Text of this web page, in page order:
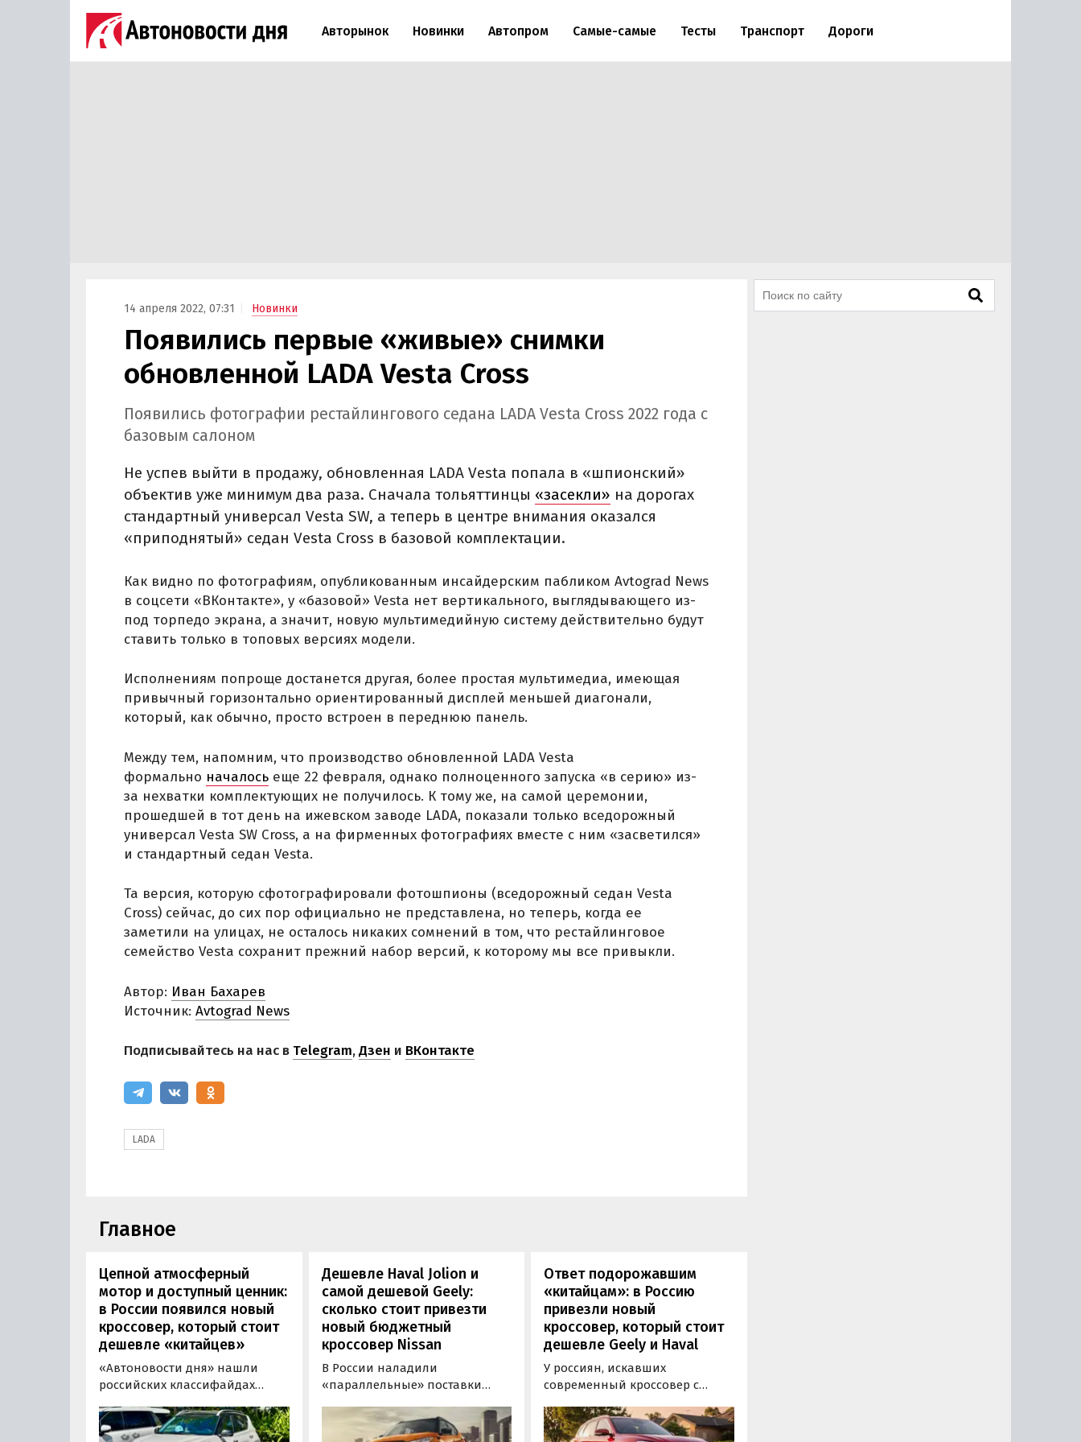
Авторынок Новинки Автопром Самые-самые Тесты Транспорт Дороги
14 апреля 2022, 07:31 Новинки
Появились первые «живые» снимки
обновленной LADA Vesta Cross
Появились фотографии рестайлингового седана LADA Vesta Cross 2022 года с
базовым салоном
Не успев выйти в продажу, обновленная LADA Vesta попала в «шпионский»
объектив уже минимум два раза. Сначала тольяттинцы «засекли» на дорогах
стандартный универсал Vesta SW, а теперь в центре внимания оказался
«приподнятый» седан Vesta Cross в базовой комплектации.
Как видно по фотографиям, опубликованным инсайдерским пабликом Avtograd News
в соцсети «ВКонтакте», у «базовой» Vesta нет вертикального, выглядывающего из-
под торпедо экрана, а значит, новую мультимедийную систему действительно будут
ставить только в топовых версиях модели.
Исполнениям попроще достанется другая, более простая мультимедиа, имеющая
привычный горизонтально ориентированный дисплей меньшей диагонали,
который, как обычно, просто встроен в переднюю панель.
Между тем, напомним, что производство обновленной LADA Vesta
формально началось еще 22 февраля, однако полноценного запуска «в серию» из-
за нехватки комплектующих не получилось. К тому же, на самой церемонии,
прошедшей в тот день на ижевском заводе LADA, показали только вседорожный
универсал Vesta SW Cross, а на фирменных фотографиях вместе с ним «засветился»
и стандартный седан Vesta.
Та версия, которую сфотографировали фотошпионы (вседорожный седан Vesta
Cross) сейчас, до сих пор официально не представлена, но теперь, когда ее
заметили на улицах, не осталось никаких сомнений в том, что рестайлинговое
семейство Vesta сохранит прежний набор версий, к которому мы все привыкли.
Автор: Иван Бахарев
Источник: Avtograd News
Подписывайтесь на нас в Telegram,Дзен и ВКонтакте
LADA
Главное
Цепной атмосферный
мотор и доступный ценник:
в России появился новый
кроссовер, который стоит
дешевле «китайцев»
«Автоновости дня» нашли
российских классифайдах
поставке нового Kia Sonet. Это
кроссовер компактнее Seltos, а
Дешевле Haval Jolion и
самой дешевой Geely:
сколько стоит привезти
новый бюджетный
кроссовер Nissan
В России наладили
«параллельные» поставки
Nissan Kicks, которые
официально продаются в
Ответ подорожавшим
«китайцам»: в Россию
привезли новый
кроссовер, который стоит
дешевле Geely и Haval
У россиян, искавших
современный кроссовер с
доступной цене, теперь есть
еще один вариант с китайского